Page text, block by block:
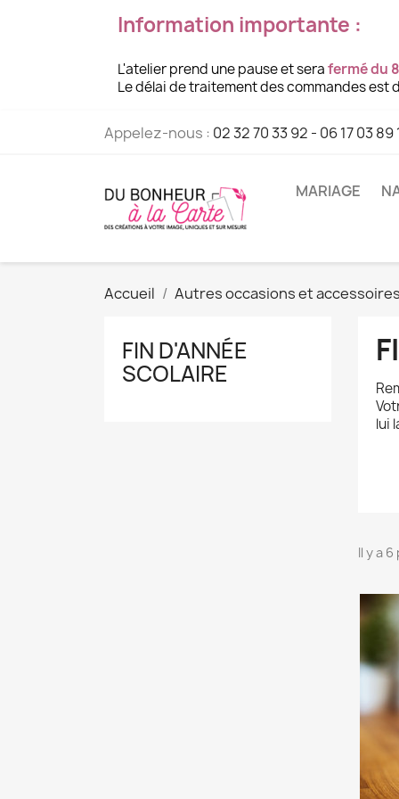
Information importante :
L'atelier prend une pause et serafermé du
Le délai de traitement des commandes est
Appelez-nous : 02 32 70 33 92 - 06 17 03 89
MARIAGE
Accueil Autres occasions et
FIN D'ANNÉE
SCOLAIRE
lui
Il y a